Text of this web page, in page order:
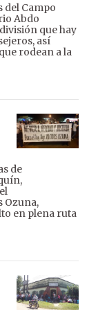
Campo
Abdo
que hay
así
rodean a la
de
Ozuna,
en plena ruta